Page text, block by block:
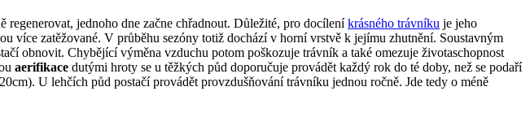
jednoho dne začne chřadnout. Důležité, pro docíleníkrásného trávníku je jeho
více zatěžované. V průběhu sezóny totiž dochází v horní vrstvě k jejímu zhutnění. Soustavným
obnovit. Chybějící výměna vzduchu potom poškozuje trávník a také omezuje životaschopnost
aerifikace dutými hroty se u těžkých půd doporučuje provádět každý rok do té doby, než se podaří
U lehčích půd postačí provádět provzdušňování trávníku jednou ročně. Jde tedy o méně